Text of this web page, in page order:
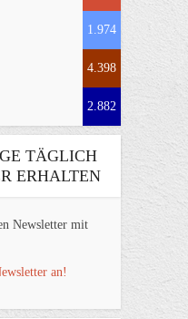
1.974
4.398
2.882
TÄGLICH
ERHALTEN
Newsletter mit
an!